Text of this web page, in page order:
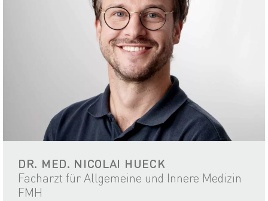
DR. MED. NICOLAI HUECK
Facharzt für Allgemeine und Innere Medizin
FMH